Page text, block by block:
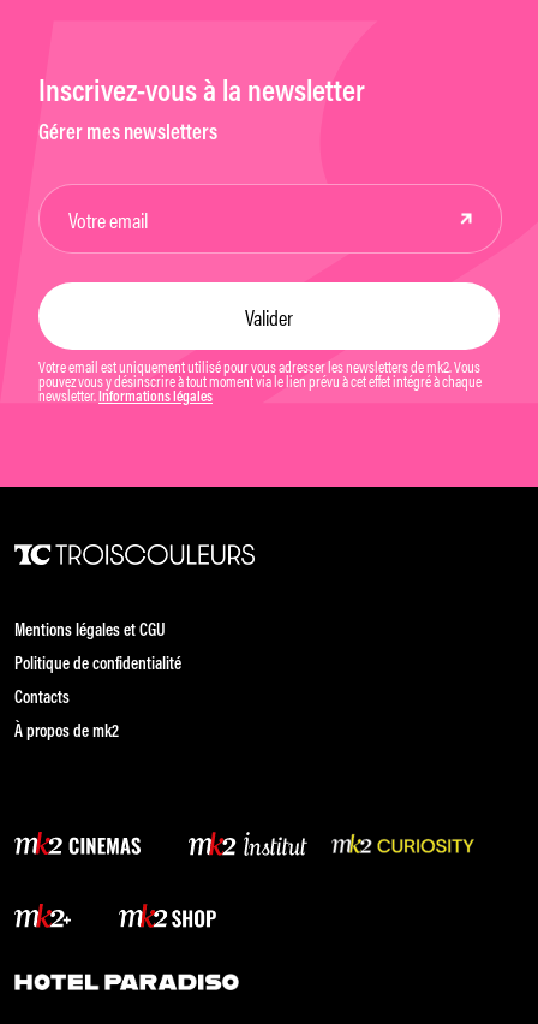
Inscrivez-vous à la newsletter
Gérer mes newsletters
Votre email est uniquement utilisé pour vous adresser les newsletters de mk2. Vous
pouvez vous y désinscrire à tout moment via le lien prévu à cet effet intégré à chaque
newsletter. Informations légales
Mentions légales et CGU
Politique de confidentialité
Contacts
À propos de mk2